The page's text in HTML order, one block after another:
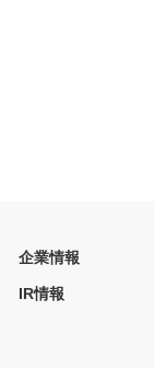
企業情報
IR情報